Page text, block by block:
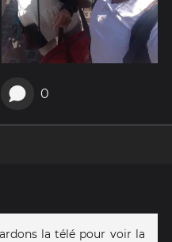
0
la télé pour voir la